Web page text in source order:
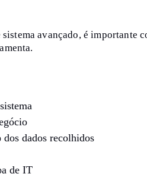
avançado, é importante
dados recolhidos
de IT